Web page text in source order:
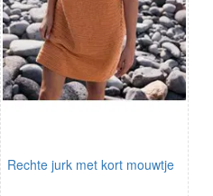
Rechte jurk met kort mouwtje